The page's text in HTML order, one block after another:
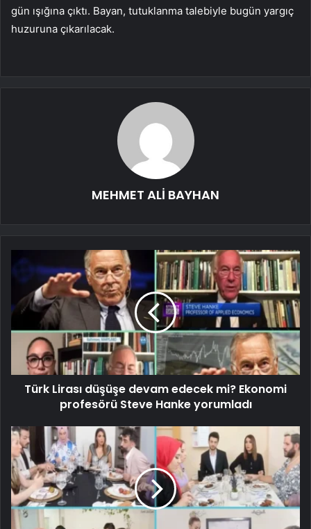
gün ışığına çıktı. Bayan, tutuklanma talebiyle bugün yargıç
huzuruna çıkarılacak.
MEHMET ALİ BAYHAN
Türk Lirası düşüşe devam edecek mi? Ekonomi
profesörü Steve Hanke yorumladı